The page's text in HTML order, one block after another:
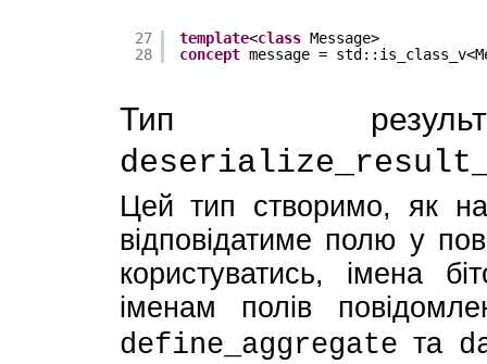
27
28
template<class Message>
concept message =
Тип
Цей тип створимо, як
відповідатиме полю у
користуватись, імена
іменам полів
define_aggregate та